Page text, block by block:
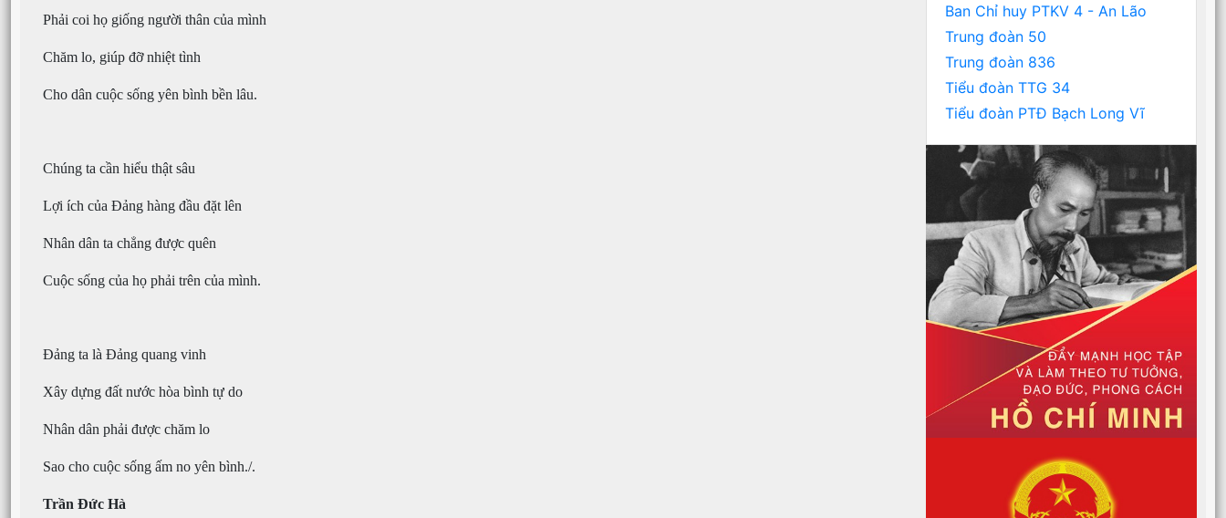
Phải coi họ giống người thân của mình
Chăm lo, giúp đỡ nhiệt tình
Cho dân cuộc sống yên bình bền lâu.
Chúng ta cần hiểu thật sâu
Lợi ích của Đảng hàng đầu đặt lên
Nhân dân ta chẳng được quên
Cuộc sống của họ phải trên của mình.
Đảng ta là Đảng quang vinh
Xây dựng đất nước hòa bình tự do
Nhân dân phải được chăm lo
Sao cho cuộc sống ấm no yên bình./.
Trần Đức Hà
Ban Chỉ huy PTKV 4 - An Lão
Trung đoàn 50
Trung đoàn 836
Tiểu đoàn TTG 34
Tiểu đoàn PTĐ Bạch Long Vĩ